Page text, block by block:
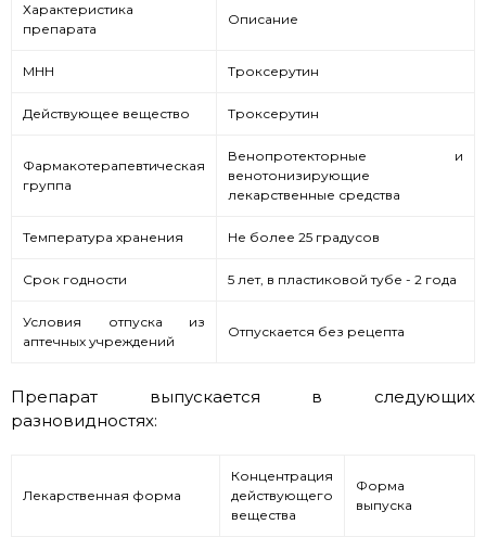
Характеристика
препарата
Описание
МНН Троксерутин
Действующее вещество Троксерутин
Фармакотерапевтическая
группа
Венопротекторные и
венотонизирующие
лекарственные средства
Температура хранения Не более 25 градусов
Срок годности 5 лет, в пластиковой тубе - 2 года
Условия отпуска из
аптечных учреждений
Отпускается без рецепта
Препарат выпускается в следующих
разновидностях:
Лекарственная форма
Концентрация
действующего
вещества
Форма
выпуска